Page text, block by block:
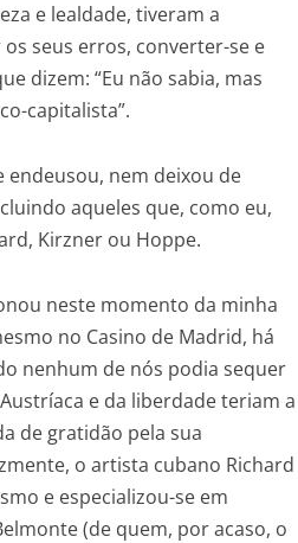
e lealdade, tiveram a
seus erros, converter-se e
dizem: “Eu não sabia, mas
capitalista”.
endeusou, nem deixou de
aqueles que, como eu,
Kirzner ou Hoppe.
neste momento da minha
no Casino de Madrid, há
nenhum de nós podia sequer
e da liberdade teriam a
de gratidão pela sua
o artista cubano Richard
e especializou-se em
(de quem, por acaso, o